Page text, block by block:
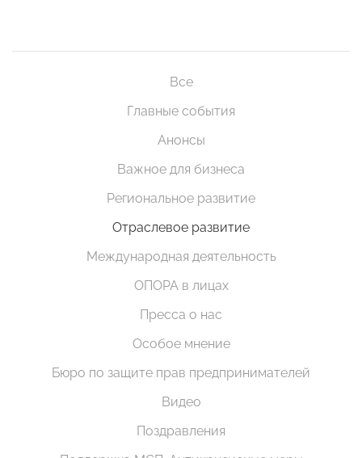
Все
Главные события
Анонсы
Важное для бизнеса
Региональное развитие
Отраслевое развитие
Международная деятельность
ОПОРА в лицах
Пресса о нас
Особое мнение
Бюро по защите прав предпринимателей
Видео
Поздравления